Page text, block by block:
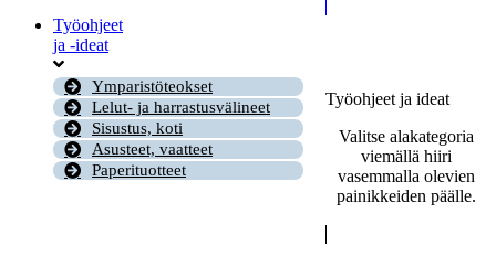
Työohjeet
ja -ideat
Ymparistöteokset
Lelut- ja harrastusvälineet
Sisustus, koti
Asusteet, vaatteet
Paperituotteet
Työohjeet ja ideat
Valitse alakategoria
viemällä hiiri
vasemmalla olevien
painikkeiden päälle.